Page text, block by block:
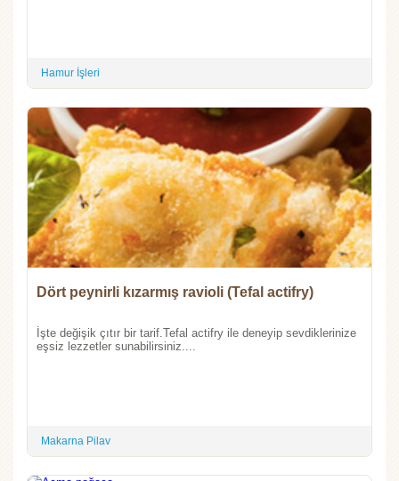
Hamur İşleri
Dört peynirli kızarmış ravioli (Tefal actifry)
İşte değişik çıtır bir tarif.Tefal actifry ile deneyip sevdiklerinize
eşsiz lezzetler sunabilirsiniz....
Makarna Pilav